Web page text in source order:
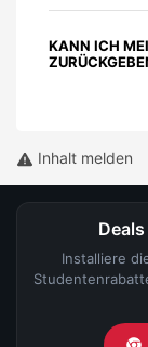
KANN ICH
Inhalt melden
Installiere